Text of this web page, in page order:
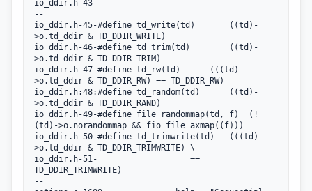
io_ddir.h-43-
--
io_ddir.h-45-#define td_write(td)		((td)-
>o.td_ddir & TD_DDIR_WRITE)
io_ddir.h-46-#define td_trim(td)		((td)-
>o.td_ddir & TD_DDIR_TRIM)
io_ddir.h-47-#define td_rw(td)		(((td)-
>o.td_ddir & TD_DDIR_RW) == TD_DDIR_RW)
io_ddir.h:48:#define td_random(td)		((td)-
>o.td_ddir & TD_DDIR_RAND)
io_ddir.h-49-#define file_randommap(td, f)	(!
(td)->o.norandommap && fio_file_axmap((f)))
io_ddir.h-50-#define td_trimwrite(td)	(((td)-
>o.td_ddir & TD_DDIR_TRIMWRITE) \
io_ddir.h-51-					==
TD_DDIR_TRIMWRITE)
--